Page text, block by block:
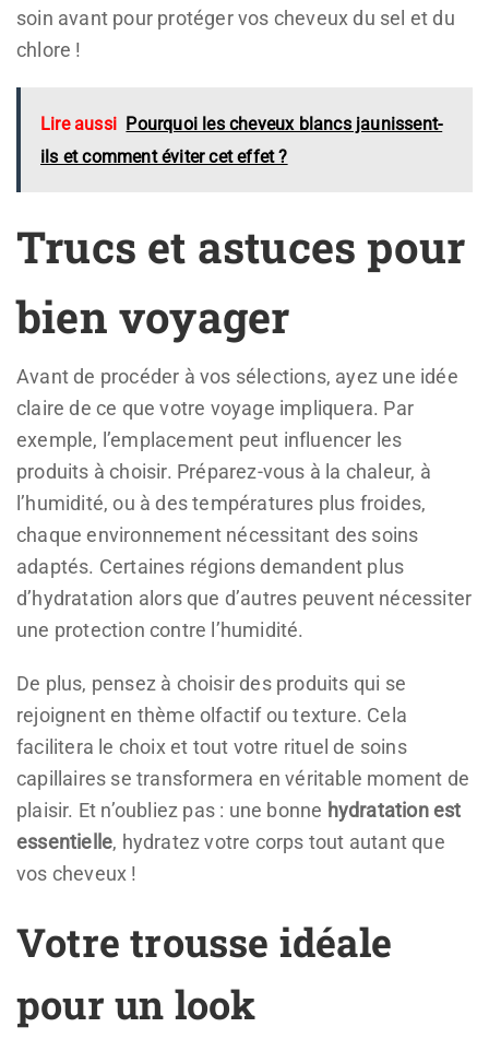
soin avant pour protéger vos cheveux du sel et du
chlore !
Lire aussi Pourquoi les cheveux blancs jaunissent-
ils et comment éviter cet effet ?
Trucs et astuces pour
bien voyager
Avant de procéder à vos sélections, ayez une idée
claire de ce que votre voyage impliquera. Par
exemple, l’emplacement peut influencer les
produits à choisir. Préparez-vous à la chaleur, à
l’humidité, ou à des températures plus froides,
chaque environnement nécessitant des soins
adaptés. Certaines régions demandent plus
d’hydratation alors que d’autres peuvent nécessiter
une protection contre l’humidité.
De plus, pensez à choisir des produits qui se
rejoignent en thème olfactif ou texture. Cela
facilitera le choix et tout votre rituel de soins
capillaires se transformera en véritable moment de
plaisir. Et n’oubliez pas : une bonne hydratation est
essentielle, hydratez votre corps tout autant que
vos cheveux !
Votre trousse idéale
pour un look